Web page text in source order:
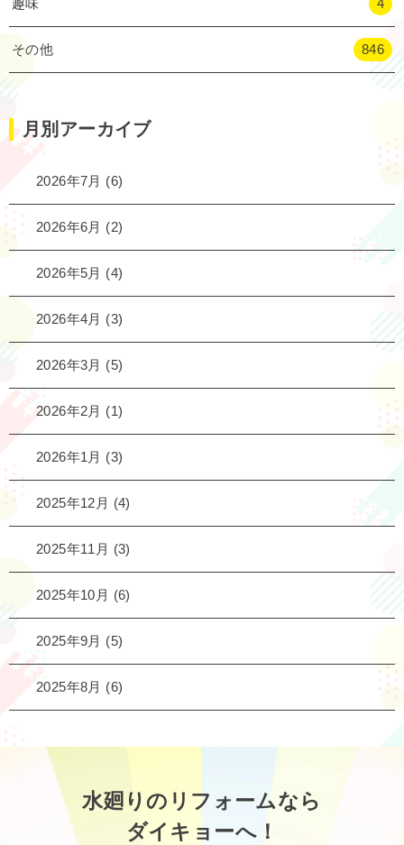
その他 846
月別アーカイブ
2026年7月 (6)
2026年6月 (2)
2026年5月 (4)
2026年4月 (3)
2026年3月 (5)
2026年2月 (1)
2026年1月 (3)
2025年12月 (4)
2025年11月 (3)
2025年10月 (6)
2025年9月 (5)
2025年8月 (6)
水廻りのリフォームなら
ダイキョーへ！